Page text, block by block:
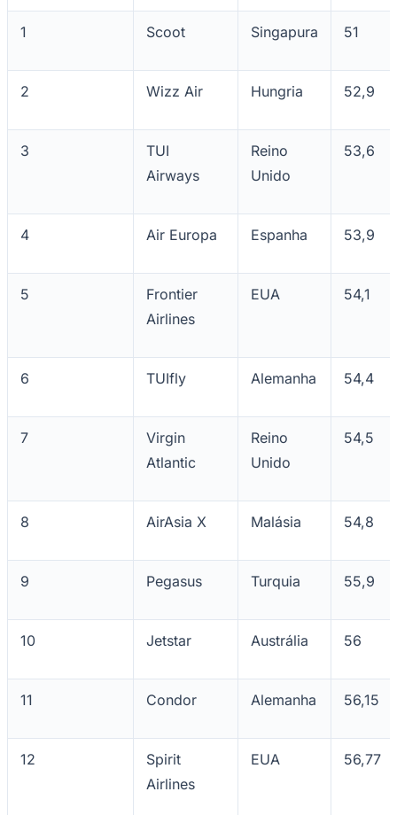
Corinthians
1 Scoot Singapura 51
2 Wizz Air Hungria 52,9
3
TUI
Airways
Reino
Unido
53,6
4 Air Europa Espanha 53,9
5
Frontier
Airlines
EUA 54,1
6 TUIfly Alemanha 54,4
7
Virgin
Atlantic
Reino
Unido
54,5
8 AirAsia X Malásia 54,8
9 Pegasus Turquia 55,9
10 Jetstar Austrália 56
11 Condor Alemanha 56,15
12
Spirit
Airlines
EUA 56,77